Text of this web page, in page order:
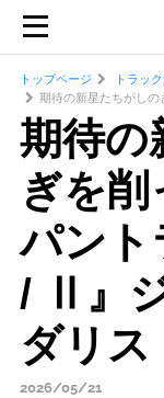
トップページ
トラッ
期待の新星たちがし
期待の
ぎを
パント
/ Ⅱ』
ダリス
2026/05/21